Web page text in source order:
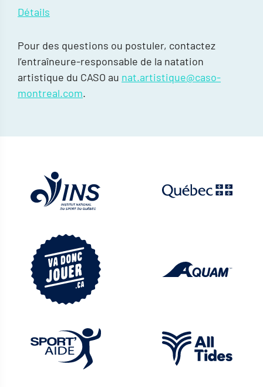
Détails
Pour des questions ou postuler, contactez
l’entraîneure-responsable de la natation
artistique du CASO au nat.artistique@caso-
montreal.com.